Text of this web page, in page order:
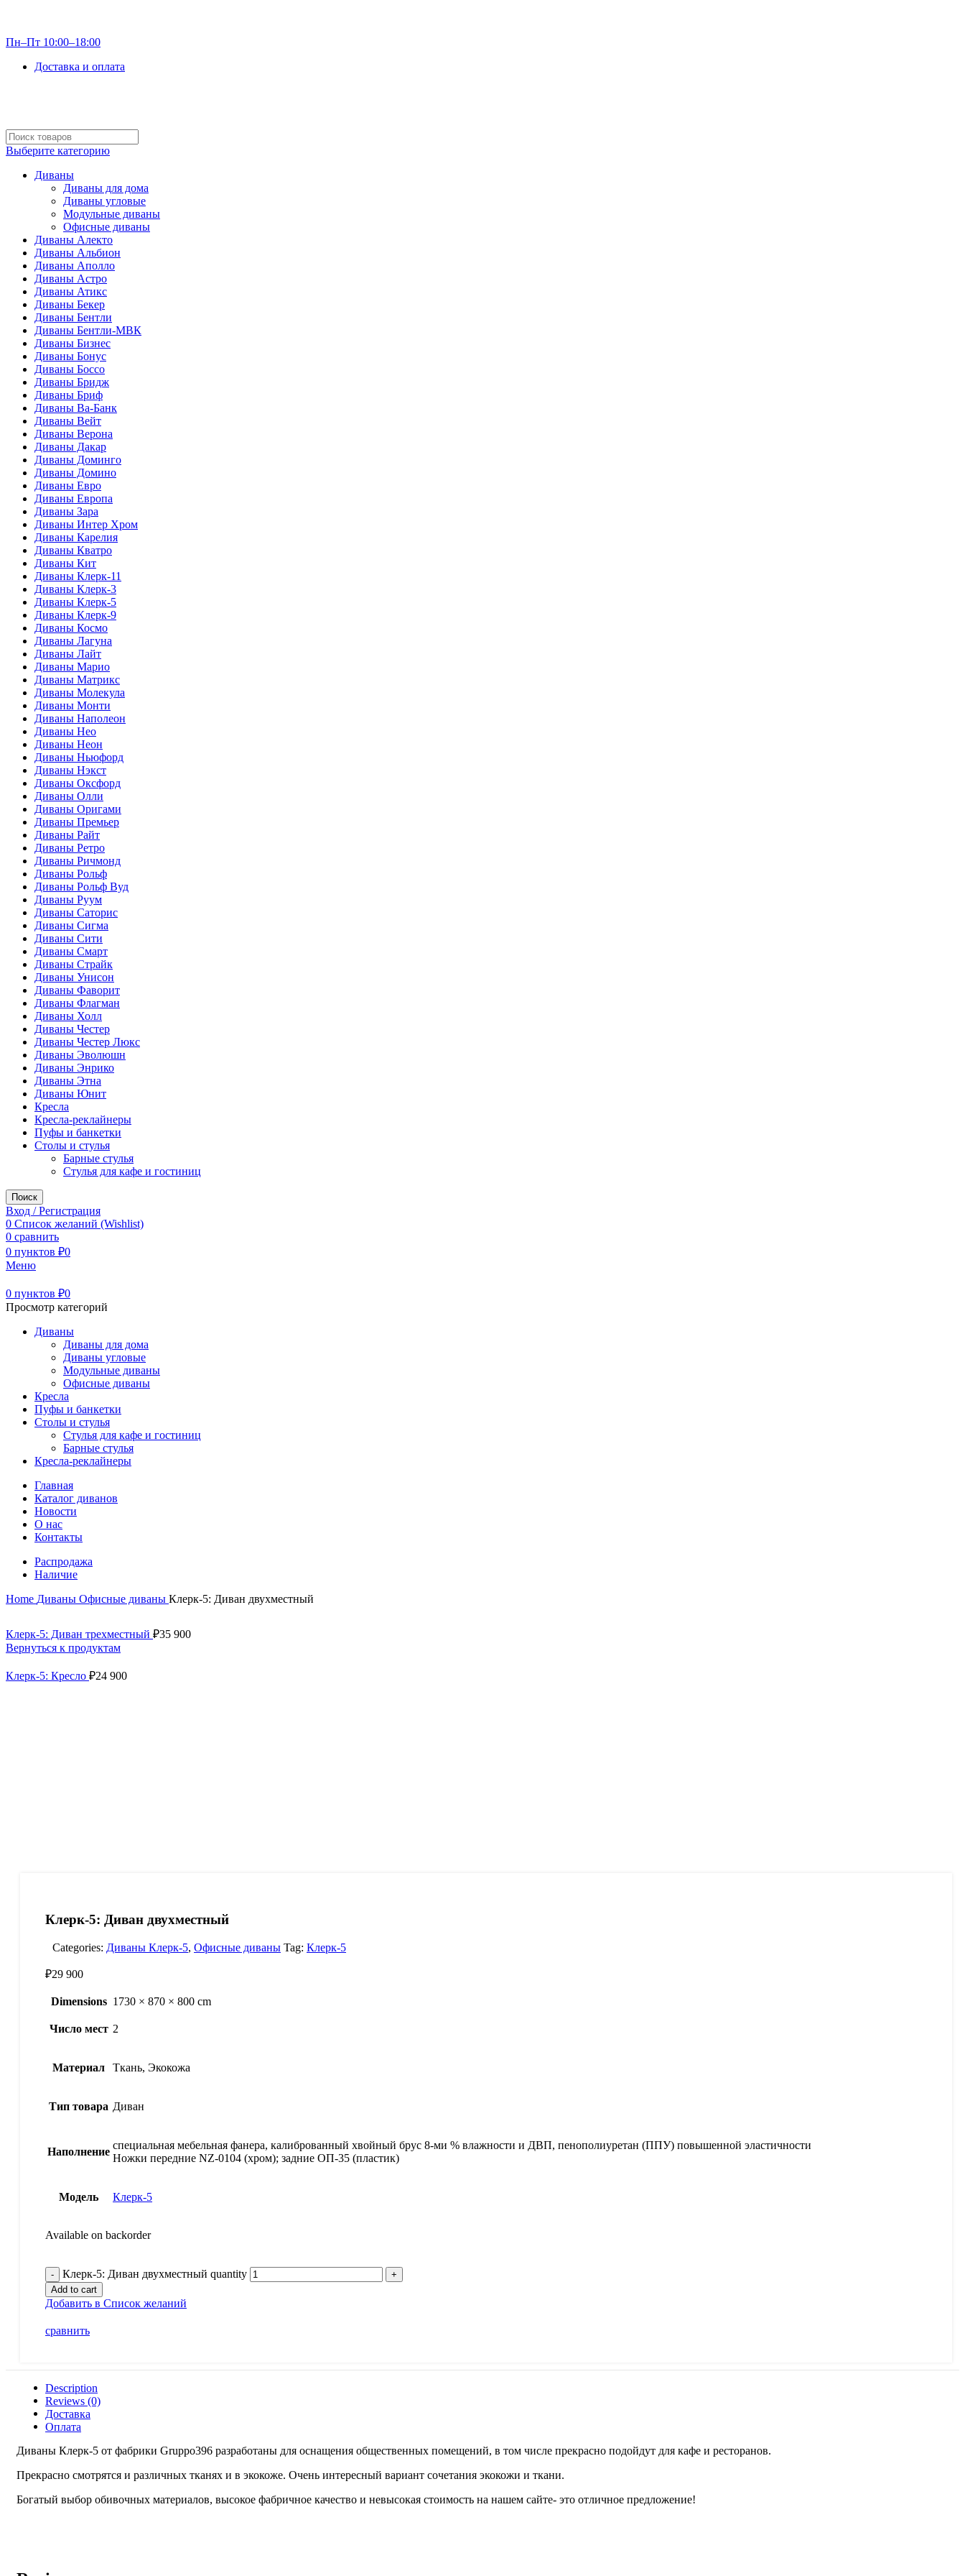
Пн–Пт 10:00–18:00
Доставка и оплата
Выберите категорию
Диваны
Диваны для дома
Диваны угловые
Модульные диваны
Офисные диваны
Диваны Алекто
Диваны Альбион
Диваны Аполло
Диваны Астро
Диваны Атикс
Диваны Бекер
Диваны Бентли
Диваны Бентли-МВК
Диваны Бизнес
Диваны Бонус
Диваны Боссо
Диваны Бридж
Диваны Бриф
Диваны Ва-Банк
Диваны Вейт
Диваны Верона
Диваны Дакар
Диваны Доминго
Диваны Домино
Диваны Евро
Диваны Европа
Диваны Зара
Диваны Интер Хром
Диваны Карелия
Диваны Кватро
Диваны Кит
Диваны Клерк-11
Диваны Клерк-3
Диваны Клерк-5
Диваны Клерк-9
Диваны Космо
Диваны Лагуна
Диваны Лайт
Диваны Марио
Диваны Матрикс
Диваны Молекула
Диваны Монти
Диваны Наполеон
Диваны Нео
Диваны Неон
Диваны Ньюфорд
Диваны Нэкст
Диваны Оксфорд
Диваны Олли
Диваны Оригами
Диваны Премьер
Диваны Райт
Диваны Ретро
Диваны Ричмонд
Диваны Рольф
Диваны Рольф Вуд
Диваны Руум
Диваны Саторис
Диваны Сигма
Диваны Сити
Диваны Смарт
Диваны Страйк
Диваны Унисон
Диваны Фаворит
Диваны Флагман
Диваны Холл
Диваны Честер
Диваны Честер Люкс
Диваны Эволюшн
Диваны Энрико
Диваны Этна
Диваны Юнит
Кресла
Кресла-реклайнеры
Пуфы и банкетки
Столы и стулья
Барные стулья
Стулья для кафе и гостиниц
Поиск
Вход / Регистрация
0 Список желаний (Wishlist)
0 сравнить
0 пунктов ₽0
Меню
0 пунктов ₽0
Просмотр категорий
Диваны
Диваны для дома
Диваны угловые
Модульные диваны
Офисные диваны
Кресла
Пуфы и банкетки
Столы и стулья
Стулья для кафе и гостиниц
Барные стулья
Кресла-реклайнеры
Главная
Каталог диванов
Новости
О нас
Контакты
Распродажа
Наличие
Home Диваны Офисные диваны Клерк-5: Диван двухместный
Клерк-5: Диван трехместный ₽35 900
Вернуться к продуктам
Клерк-5: Кресло ₽24 900
Клерк-5: Диван двухместный
Categories: Диваны Клерк-5, Офисные диваны Tag: Клерк-5
₽29 900
Dimensions 1730 × 870 × 800 cm
Число мест 2
Материал Ткань, Экокожа
Тип товара Диван
Наполнение
специальная мебельная фанера, калиброванный хвойный брус 8-ми % влажности и ДВП, пенополиуретан (ППУ) повышенной эластичности
Ножки передние NZ-0104 (хром); задние ОП-35 (пластик)
Модель Клерк-5
Available on backorder
Клерк-5: Диван двухместный quantity
Add to cart
Добавить в Список желаний
сравнить
Description
Reviews (0)
Доставка
Оплата
Диваны Клерк-5 от фабрики Gruppo396 разработаны для оснащения общественных помещений, в том числе прекрасно подойдут для кафе и ресторанов.
Прекрасно смотрятся и различных тканях и в экокоже. Очень интересный вариант сочетания экокожи и ткани.
Богатый выбор обивочных материалов, высокое фабричное качество и невысокая стоимость на нашем сайте- это отличное предложение!